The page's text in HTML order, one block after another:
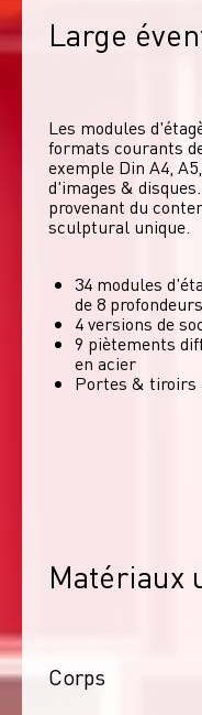
Large
Les modules
formats courants
exemple Din A4,
d'images &
provenant du
sculptural unique.
34 modules
de 8
4 versions de
9 piètements
en acier
Portes & tiroirs
Matériaux
Corps